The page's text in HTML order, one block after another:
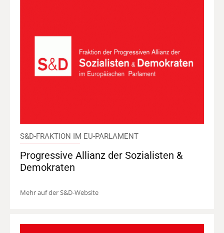
S&D-FRAKTION IM EU-PARLAMENT
Progressive Allianz der Sozialisten &
Demokraten
Mehr auf der S&D-Website